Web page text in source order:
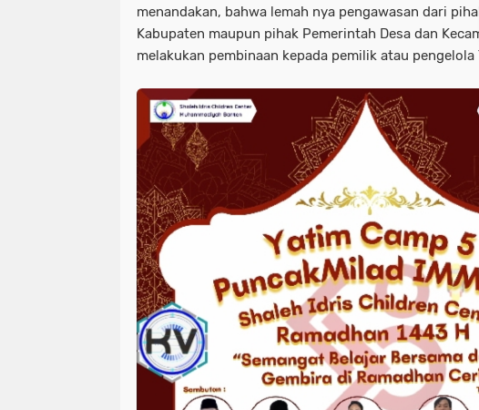
menandakan, bahwa lemah nya pengawasan dari
Kabupaten maupun pihak Pemerintah Desa dan
melakukan pembinaan kepada pemilik atau